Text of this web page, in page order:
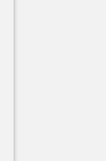
Die Textplatte des
frei gestaltet
Gummi, die
hochwertigen
Holzstempel
Buchenholz
dass ein
extra benötigt wird.